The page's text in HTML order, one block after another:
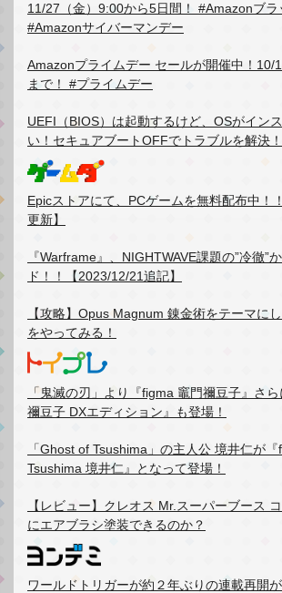
11/27（金）9:00から5日間！ #Amazonブラ
#Amazonサイバーマンデー
Amazonプライムデー セールが開催中！10/
まで！ #プライムデー
UEFI（BIOS）は起動するけど、OSがイン
い！セキュアブートOFFでトラブルを解決！
Epicストアにて、PCゲームを無料配布中！
更新】
『Warframe』、NIGHTWAVE課題の”冷徹”
ド！！【2023/12/21追記】
【攻略】Opus Magnum 錬金術をテーマに
をやってみる！
「鬼滅の刃」より『figma 竈門禰豆子』さ
禰豆子 DXエディション』も登場！
「Ghost of Tsushima」の主人公 境井仁が
Tsushima 境井仁』となって登場！
【レビュー】クレオス Mr.スーパーブース
にエアブラシ塗装できるのか？
ワールドトリガーが約２年ぶりの連載再開